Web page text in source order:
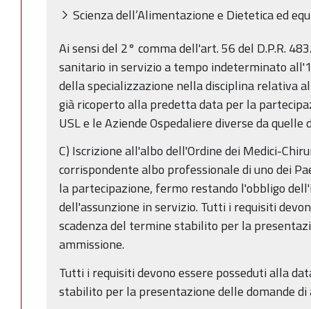
Scienza dell’Alimentazione e Dietetica ed
Ai sensi del 2° comma dell'art. 56 del D.P.R.
sanitario in servizio a tempo indeterminato
della specializzazione nella disciplina relativa
già ricoperto alla predetta data per la
USL e le Aziende Ospedaliere diverse da
C) Iscrizione all'albo dell'Ordine dei Medici-
corrispondente albo professionale di uno dei
la partecipazione, fermo restando l'obbligo
dell'assunzione in servizio. Tutti i requisiti
scadenza del termine stabilito per la
ammissione.
Tutti i requisiti devono essere posseduti alla
stabilito per la presentazione delle domande